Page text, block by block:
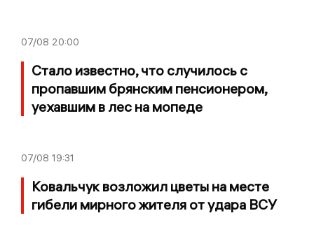
07/08 20:00
Стало известно, что случилось с
пропавшим брянским пенсионером,
уехавшим в лес на мопеде
07/08 19:31
Ковальчук возложил цветы на месте
гибели мирного жителя от удара ВСУ